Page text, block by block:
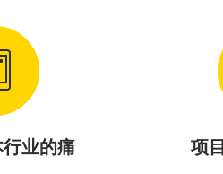
业的痛 项